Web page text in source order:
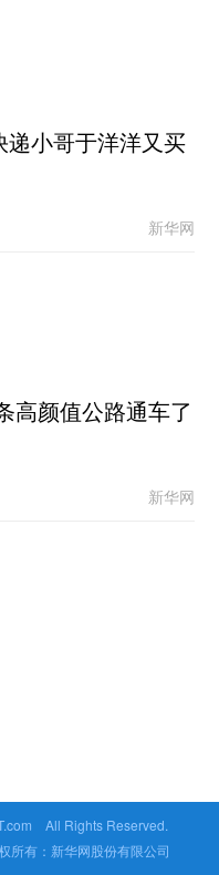
小哥于洋洋又买
新华网
高颜值公路通车了
新华网
All Rights Reserved.
有：新华网股份有限公司